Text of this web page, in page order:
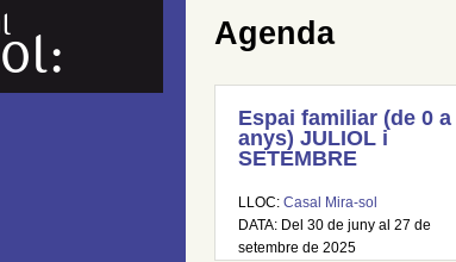
Agenda
Espai familiar (de 0 a
anys) JULIOL i
SETEMBRE
LLOC: Casal Mira-sol
DATA: Del 30 de juny al 27 de
setembre de 2025